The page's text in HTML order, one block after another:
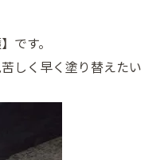
です。
しく早く塗り替えたい